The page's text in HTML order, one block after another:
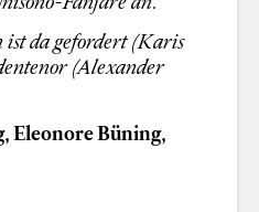
ist da gefordert (Karis
(Alexander
Eleonore Büning,